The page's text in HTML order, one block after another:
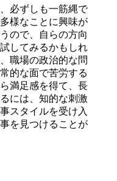
必ずしも一筋縄で
様なことに興味が
ので、自らの方向
してみるかもしれ
職場の政治的な問
的な面で苦労する
満足感を得て、長
には、知的な刺激
スタイルを受け入
を見つけることが